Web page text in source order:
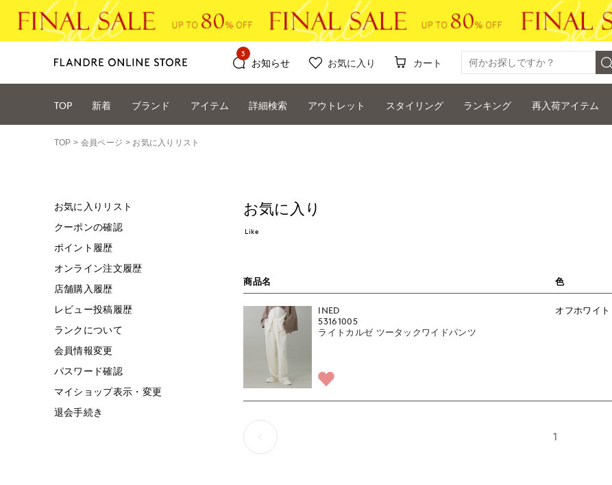
お知らせ
3
お気に入り カート
TOP 新着 ブランド アイテム 詳細検索 アウトレット スタイリング ランキング 再入荷アイテム
TOP 会員ページ お気に入りリスト
お気に入り
Like
商品名 色
INED
53161005
ライトカルゼ ツータックワイドパンツ
オフホワイト
1
お気に入りリスト
クーポンの確認
ポイント履歴
オンライン注文履歴
店舗購入履歴
レビュー投稿履歴
ランクについて
会員情報変更
パスワード確認
マイショップ表示・変更
退会手続き